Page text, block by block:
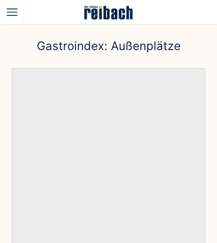
Gastroindex: Außenplätze